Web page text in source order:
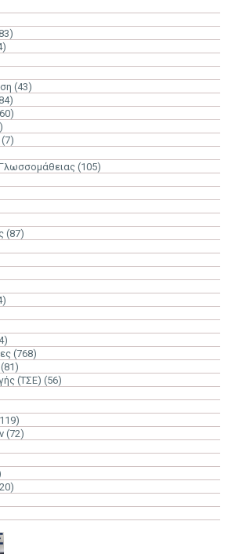
(43)
(7)
(105)
(87)
(768)
(81)
(ΤΣΕ) (56)
(72)